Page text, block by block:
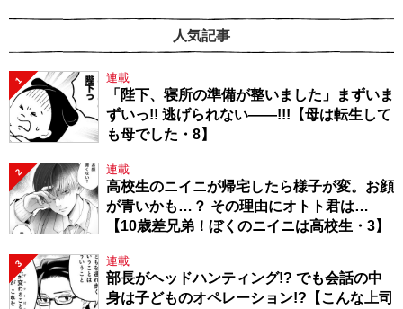
人気記事
1 連載
「陛下、寝所の準備が整いました」まずいま
ずいっ!! 逃げられない――!!!【母は転生して
も母でした・8】
2 連載
高校生のニイニが帰宅したら様子が変。お顔
が青いかも…？ その理由にオトト君は…
【10歳差兄弟！ぼくのニイニは高校生・3】
3 連載
部長がヘッドハンティング!? でも会話の中
身は子どものオペレーション!?【こんな上司